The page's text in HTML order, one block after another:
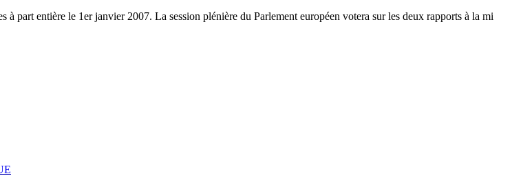
part entière le 1er janvier 2007. La session plénière du Parlement européen votera sur les deux rapports à la mi